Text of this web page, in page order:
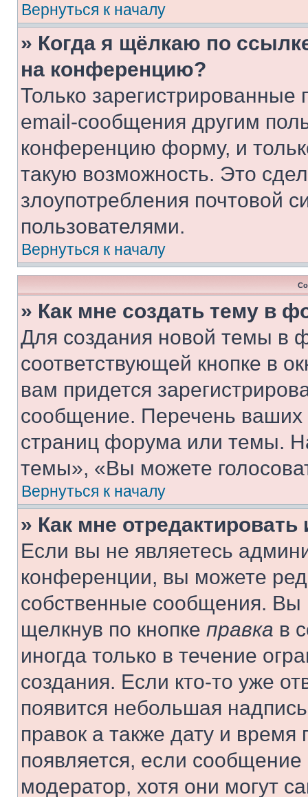
Вернуться к началу
» Когда я щёлкаю по
на конференцию?
Только зарегистрированные
email-сообщения другим
конференцию форму, и
такую возможность. Это
злоупотребления почтовой
пользователями.
Вернуться к началу
» Как мне создать тему в
Для создания новой темы в
соответствующей кнопке в
вам придется
сообщение. Перечень ваших
страниц форума или темы.
темы», «Вы можете
Вернуться к началу
» Как мне
Если вы не являетесь
конференции, вы можете
собственные сообщения. Вы
щелкнув по кнопке правка в
иногда только в течение
создания. Если кто-то уже
появится небольшая
правок а также дату и
появляется, если
модератор, хотя они могут